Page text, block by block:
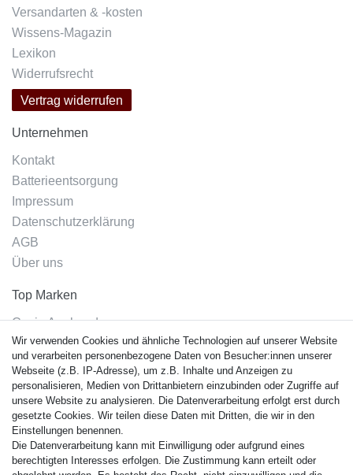
Versandarten & -kosten
Wissens-Magazin
Lexikon
Widerrufsrecht
Vertrag widerrufen
Unternehmen
Kontakt
Batterieentsorgung
Impressum
Datenschutzerklärung
AGB
Über uns
Top Marken
Casio Armband
Festina Armband
Citizen Armband
M. Lacroix Armband
J. Lemans Armband
Uhrenarmbänder - Alle
Sicherheit
Wir verwenden Cookies und ähnliche Technologien auf unserer Website
und verarbeiten personenbezogene Daten von Besucher:innen unserer
Webseite (z.B. IP-Adresse), um z.B. Inhalte und Anzeigen zu
personalisieren, Medien von Drittanbietern einzubinden oder Zugriffe auf
unsere Website zu analysieren. Die Datenverarbeitung erfolgt erst durch
gesetzte Cookies. Wir teilen diese Daten mit Dritten, die wir in den
Einstellungen benennen.
Die Datenverarbeitung kann mit Einwilligung oder aufgrund eines
berechtigten Interesses erfolgen. Die Zustimmung kann erteilt oder